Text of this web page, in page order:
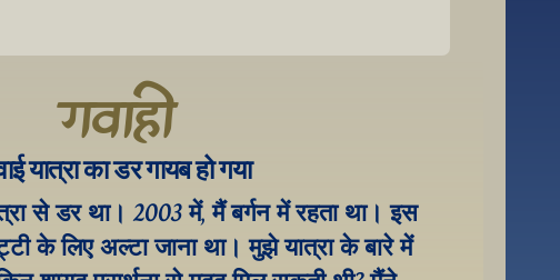
गवाही
यात्रा का डर गायब हो गया
से डर था। 2003 में, मैं बर्गन में रहता था। इस
के लिए अल्टा जाना था। मुझे यात्रा के बारे में